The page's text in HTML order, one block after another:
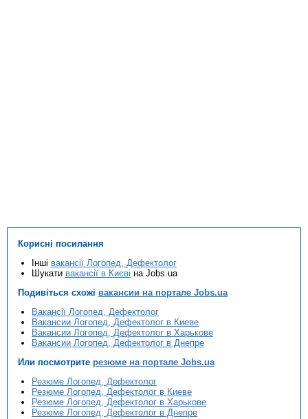
Корисні посилання
Інші вакансії Логопед, Дефектолог
Шукати вакансії в Києві на Jobs.ua
Подивіться схожі вакансии на портале Jobs.ua
Вакансії Логопед, Дефектолог
Вакансии Логопед, Дефектолог в Киеве
Вакансии Логопед, Дефектолог в Харькове
Вакансии Логопед, Дефектолог в Днепре
Или посмотрите резюме на портале Jobs.ua
Резюме Логопед, Дефектолог
Резюме Логопед, Дефектолог в Киеве
Резюме Логопед, Дефектолог в Харькове
Резюме Логопед, Дефектолог в Днепре